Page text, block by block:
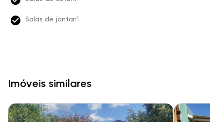
Salas de jantar:1
Imóveis similares